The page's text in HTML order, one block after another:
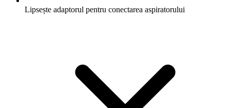
Lipsește adaptorul pentru conectarea aspiratorului